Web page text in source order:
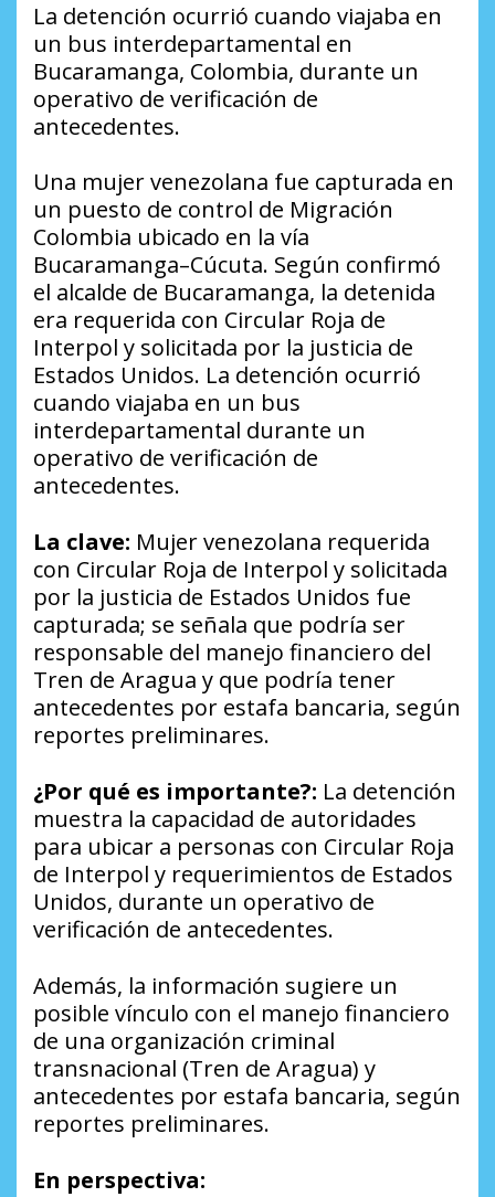
La detención ocurrió cuando viajaba en
un bus interdepartamental en
Bucaramanga, Colombia, durante un
operativo de verificación de
antecedentes.
Una mujer venezolana fue capturada en
un puesto de control de Migración
Colombia ubicado en la vía
Bucaramanga–Cúcuta. Según confirmó
el alcalde de Bucaramanga, la detenida
era requerida con Circular Roja de
Interpol y solicitada por la justicia de
Estados Unidos. La detención ocurrió
cuando viajaba en un bus
interdepartamental durante un
operativo de verificación de
antecedentes.
La clave: Mujer venezolana requerida
con Circular Roja de Interpol y solicitada
por la justicia de Estados Unidos fue
capturada; se señala que podría ser
responsable del manejo financiero del
Tren de Aragua y que podría tener
antecedentes por estafa bancaria, según
reportes preliminares.
¿Por qué es importante?: La detención
muestra la capacidad de autoridades
para ubicar a personas con Circular Roja
de Interpol y requerimientos de Estados
Unidos, durante un operativo de
verificación de antecedentes.
Además, la información sugiere un
posible vínculo con el manejo financiero
de una organización criminal
transnacional (Tren de Aragua) y
antecedentes por estafa bancaria, según
reportes preliminares.
En perspectiva: